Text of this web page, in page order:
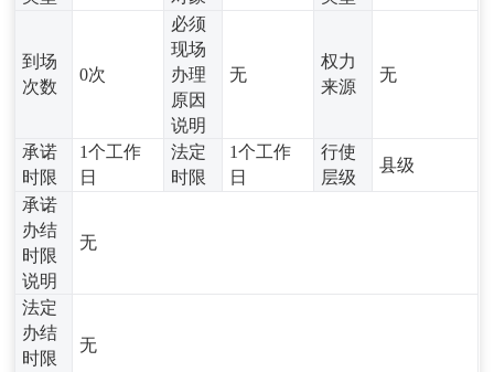
到场
次数
0次
必须
现场
办理
原因
说明
无
权力
来源
无
承诺
时限
1个工作
日
法定
时限
1个工作
日
行使
层级
县级
承诺
办结
时限
说明
无
法定
办结
时限
无